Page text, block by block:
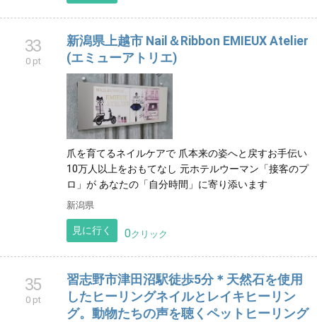
33
0 pt
新潟県上越市 Nail＆Ribbon EMIEUX Atelier
(エミューアトリエ)
爪を育てるネイルケアで 爪本来の姿へと戻すお手伝い
10万人以上をおもてなし 元ホテルウーマン「接客のプ
ロ」が あなたの「自分時間」に寄り添います
新潟県
見に行く 0クリック
35
0 pt
習志野市津田沼駅徒歩5分＊天然石を使用
したヒーリングネイルとレイキヒーリン
グ。動物たちの声を聴くペットヒーリング